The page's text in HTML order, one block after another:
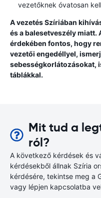
vezetőknek óvatosan
A vezetés Szíriában
és a balesetveszély
érdekében fontos, hogy
vezetői engedéllyel,
sebességkorlátozásokat,
táblákkal.
Mit tud a
ról?
A következő kérdések és
kérdésekből állnak Szíria
kérdésére, tekintse meg a
vagy lépjen kapcsolatba